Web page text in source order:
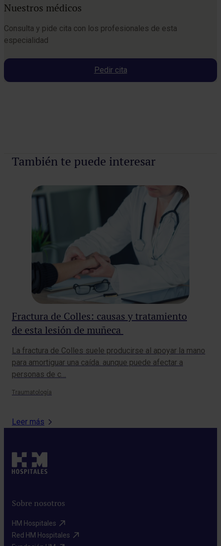
Nuestros médicos
Consulta y pide cita con los profesionales de esta
especialidad
Pedir cita
Pedir cita
También te puede interesar
Fractura de Colles: causas y tratamiento
de esta lesión de muñeca
La fractura de Colles suele producirse al apoyar la mano
para amortiguar una caída. aunque puede afectar a
personas de c…
Traumatología
Leer más
Sobre nosotros
HM Hospitales​
Red HM Hospitales​